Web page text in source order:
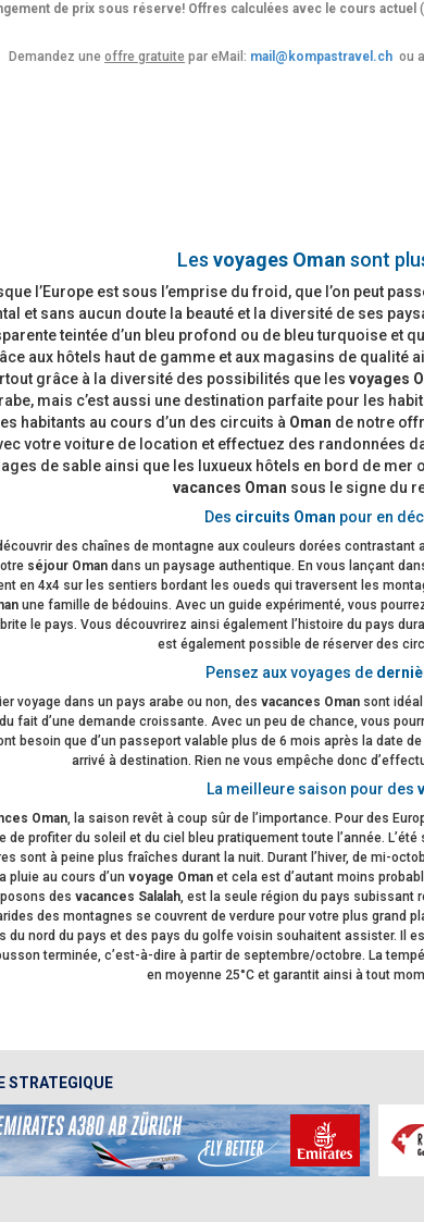
de prix sous réserve! Offres calculées avec le cours actuel
Demandez une offre gratuite par eMail: mail@kompastravel.ch ou
Les voyages Oman sont
l’Europe est sous l’emprise du froid, que l’on peut
et sans aucun doute la beauté et la diversité de ses
teintée d’un bleu profond ou de bleu turquoise et
aux hôtels haut de gamme et aux magasins de
grâce à la diversité des possibilités que les voyages
mais c’est aussi une destination parfaite pour les
habitants au cours d’un des circuits à Oman de notre
votre voiture de location et effectuez des randonnées
de sable ainsi que les luxueux hôtels en bord de
vacances Oman sous le signe du
Des circuits Oman pour en
des chaînes de montagne aux couleurs dorées
séjour Omandans un paysage authentique. En vous lançant
en 4x4 sur les sentiers bordant les oueds qui traversent les
une famille de bédouins. Avec un guide expérimenté, vous
le pays. Vous découvrirez ainsi également l’histoire du pays
est également possible de réserver des
Pensez aux voyages de
voyage dans un pays arabe ou non, des vacances Oman sont
fait d’une demande croissante. Avec un peu de chance, vous
besoin que d’un passeport valable plus de 6 mois après la date
arrivé à destination. Rien ne vous empêche donc
La meilleure saison pour des
Oman, la saison revêt à coup sûr de l’importance. Pour des
de profiter du soleil et du ciel bleu pratiquement toute l’année.
sont à peine plus fraîches durant la nuit. Durant l’hiver, de mi-
pluie au cours d’un voyage Omanet cela est d’autant moins
des vacances Salalah, est la seule région du pays subissant
des montagnes se couvrent de verdure pour votre plus grand
du nord du pays et des pays du golfe voisin souhaitent assister. Il
terminée, c’est-à-dire à partir de septembre/octobre. La
en moyenne 25°C et garantit ainsi à tout
STRATEGIQUE